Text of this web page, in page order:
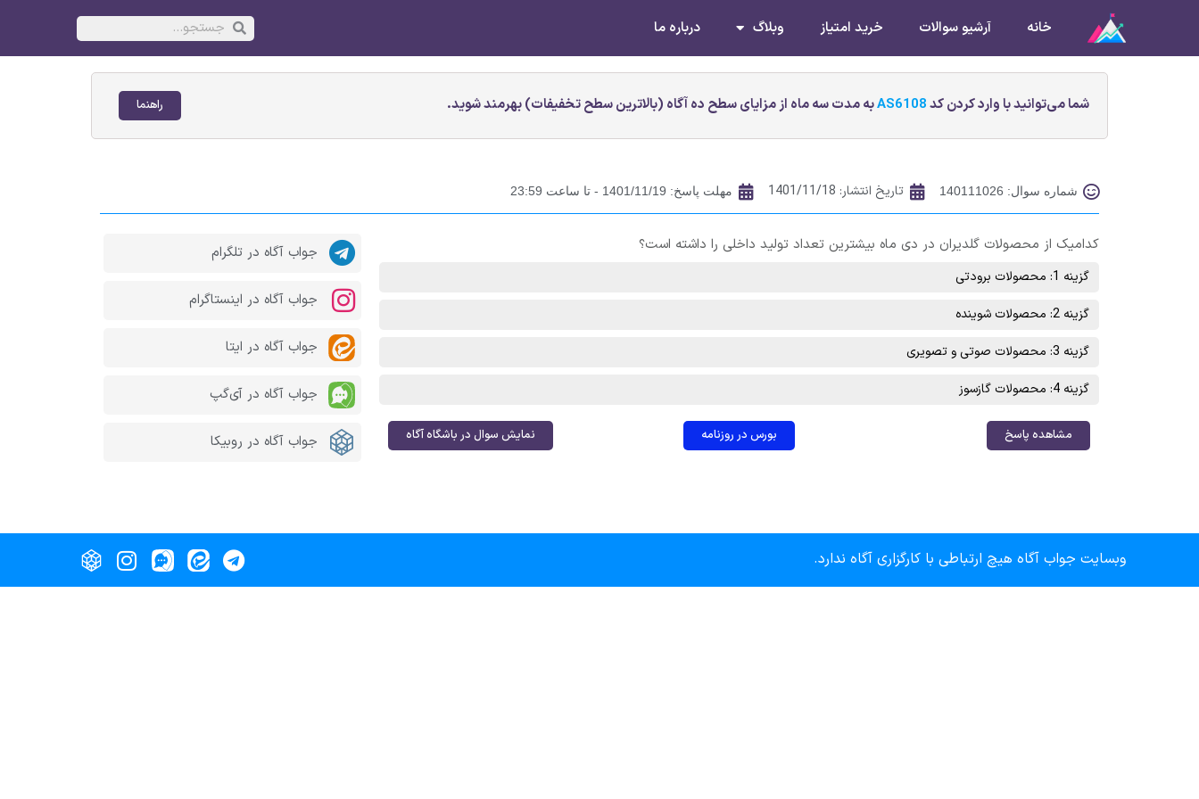
خانه آرشیو سوالات خرید امتیاز وبلاگ درباره ما
شما می‌توانید با وارد کردن کدAS6108به مدت سه ماه از مزایای سطح ده آگاه (بالاترین سطح تخفیفات) بهرمند شوید. راهنما
شماره سوال: 140111026 تاریخ انتشار: 1401/11/18 مهلت پاسخ: 1401/11/19 - تا ساعت 23:59
کدامیک از محصولات گلدیران در دی ماه بیشترین تعداد تولید داخلی را داشته است؟
گزینه 1: محصولات برودتی
گزینه 2: محصولات شوينده
گزینه 3: محصولات صوتی و تصويری
گزینه 4: محصولات گازسوز
مشاهده پاسخ بورس در روزنامه نمایش سوال در باشگاه آگاه
جواب آگاه در تلگرام
جواب آگاه در اینستاگرام
جواب آگاه در ایتا
جواب آگاه در آی‌گپ
جواب آگاه در روبیکا
وبسایت جواب آگاه هیچ ارتباطی با کارگزاری آگاه ندارد.